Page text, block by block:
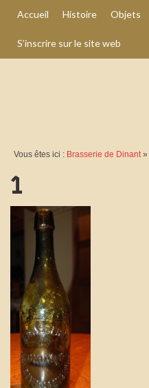
Accueil Histoire Objets
S’inscrire sur le site web
Vous êtes ici : Brasserie de Dinant»
1